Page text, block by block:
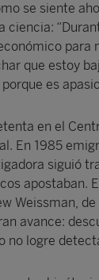
se siente
ciencia:
para
que estoy
es
en el
En 1985
siguió
apostaban.
Weissman,
avance:
no logre